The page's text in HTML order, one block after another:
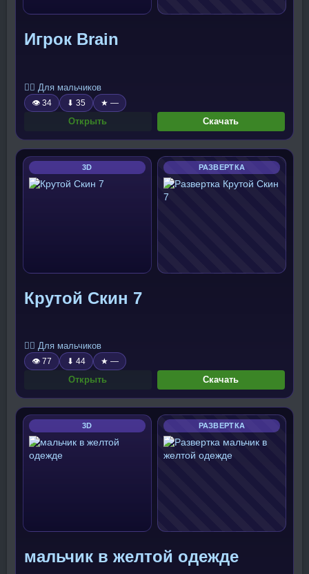
Игрок Brain
🧍‍♂️ Для мальчиков
👁 34 ⬇ 35 ★ —
Открыть Скачать
3D РАЗВЕРТКА
Крутой Скин 7
🧍‍♂️ Для мальчиков
👁 77 ⬇ 44 ★ —
Открыть Скачать
3D РАЗВЕРТКА
мальчик в желтой одежде